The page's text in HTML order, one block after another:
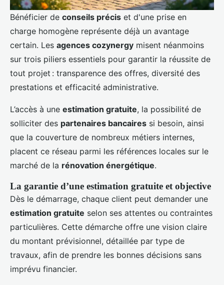
Bénéficier de conseils précis et d'une prise en
charge homogène représente déjà un avantage
certain. Les agences cozynergy misent néanmoins
sur trois piliers essentiels pour garantir la réussite de
tout projet : transparence des offres, diversité des
prestations et efficacité administrative.
L’accès à une estimation gratuite, la possibilité de
solliciter des partenaires bancaires si besoin, ainsi
que la couverture de nombreux métiers internes,
placent ce réseau parmi les références locales sur le
marché de la rénovation énergétique.
La garantie d’une estimation gratuite et objective
Dès le démarrage, chaque client peut demander une
estimation gratuite selon ses attentes ou contraintes
particulières. Cette démarche offre une vision claire
du montant prévisionnel, détaillée par type de
travaux, afin de prendre les bonnes décisions sans
imprévu financier.